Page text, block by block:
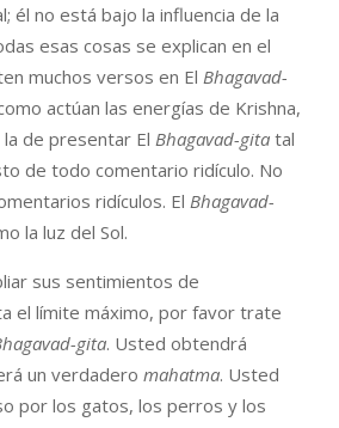
él no está bajo la influencia de la
esas cosas se explican en el
muchos versos en El Bhagavad-
actúan las energías de Krishna,
de presentar El Bhagavad-gita tal
de todo comentario ridículo. No
ridículos. El Bhagavad-
la luz del Sol.
sus sentimientos de
el límite máximo, por favor trate
gita. Usted obtendrá
un verdadero mahatma. Usted
por los gatos, los perros y los